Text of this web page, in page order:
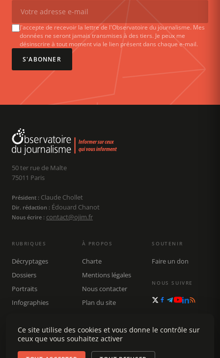
J'accepte de recevoir la lettre de l'Observatoire du journalisme. Mes
données ne seront jamais transmises à des tiers. Je peux me
désinscrire à tout moment via le lien présent dans chaque e-mail.
S'ABONNER
50 ter rue de Malte
75011 Paris
Président : Claude Chollet
Dir. rédaction : Édouard Chanot
Nous écrire : contact@ojim.fr
RUBRIQUES
Décryptages
Dossiers
Portraits
Infographies
Rechercher
À PROPOS
Charte
Mentions légales
Nous contacter
Plan du site
SOUTENIR
Faire un don
NOUS SUIVRE
Ce site utilise des cookies et vous donne le contrôle sur
ceux que vous souhaitez activer